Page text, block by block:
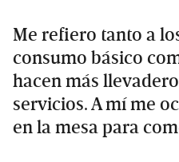
Me refiero tanto a
consumo básico
hacen más
servicios. A mí me
en la mesa para